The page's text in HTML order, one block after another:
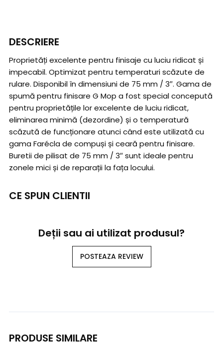
DESCRIERE
Proprietăți excelente pentru finisaje cu luciu ridicat și
impecabil. Optimizat pentru temperaturi scăzute de
rulare. Disponibil în dimensiuni de 75 mm / 3″. Gama de
spumă pentru finisare G Mop a fost special concepută
pentru proprietățile lor excelente de luciu ridicat,
eliminarea minimă (dezordine) și o temperatură
scăzută de funcționare atunci când este utilizată cu
gama Farécla de compuși și ceară pentru finisare.
Buretii de pilisat de 75 mm / 3″ sunt ideale pentru
zonele mici și de reparații la fața locului.
CE SPUN CLIENTII
Deții sau ai utilizat produsul?
POSTEAZA REVIEW
PRODUSE SIMILARE